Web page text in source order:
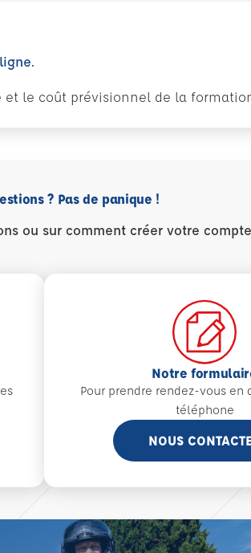
le coût prévisionnel de la
? Pas de panique !
ou sur comment créer votre
Notre
Pour prendre rendez-vous en
téléphone
NOUS